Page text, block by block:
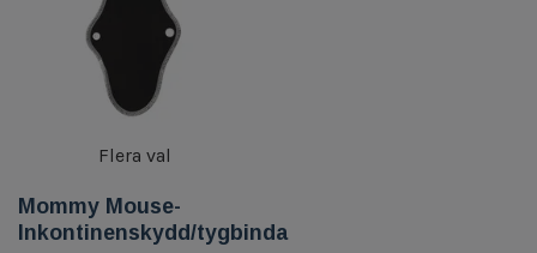
Flera val
Mommy Mouse-
Inkontinenskydd/tygbinda